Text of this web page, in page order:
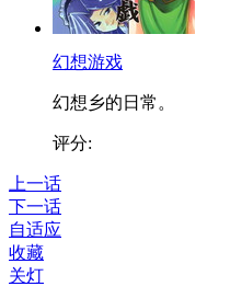
幻想游戏
幻想乡的日常。
评分:
上一话
下一话
自适应
收藏
关灯